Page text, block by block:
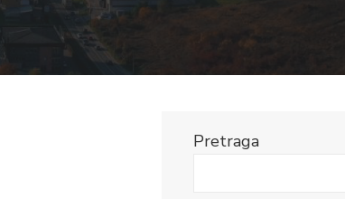
Pretraga